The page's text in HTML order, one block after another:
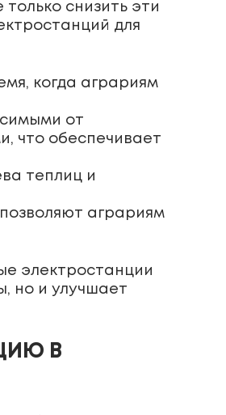
снизить эти
для
когда аграриям
от
что обеспечивает
теплиц и
аграриям
электростанции
но и улучшает
В